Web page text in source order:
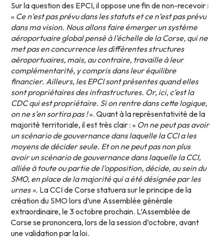
Sur la question des EPCI, il oppose une fin de non-recevoir :
« Ce n’est pas prévu dans les statuts et ce n’est pas prévu
dans ma vision. Nous allons faire émerger un système
aéroportuaire global pensé à l’échelle de la Corse, qui ne
met pas en concurrence les différentes structures
aéroportuaires, mais, au contraire, travaille à leur
complémentarité, y compris dans leur équilibre
financier. Ailleurs, les EPCI sont présentes quand elles
sont propriétaires des infrastructures. Or, ici, c’est la
CDC qui est propriétaire. Si on rentre dans cette logique,
on ne s’en sortira pas !». Quant à la représentativité de la
majorité territoriale, il est très clair : « On ne peut pas avoir
un scénario de gouvernance dans laquelle la CCI a les
moyens de décider seule. Et on ne peut pas non plus
avoir un scénario de gouvernance dans laquelle la CCI,
alliée à toute ou partie de l’opposition, décide, au sein du
SMO, en place de la majorité qui a été désignée par les
urnes ». La CCI de Corse statuera sur le principe de la
création du SMO lors d’une Assemblée générale
extraordinaire, le 3 octobre prochain. L’Assemblée de
Corse se prononcera, lors de la session d’octobre, avant
une validation par la loi.